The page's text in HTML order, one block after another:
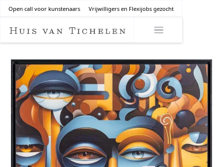
Open call voor kunstenaars Vrijwilligers en Flexijobs gezocht